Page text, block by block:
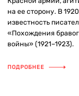
на ее сторону. В
известность
«Похождения
войны» (1921–1923).
ПОДРОБНЕЕ